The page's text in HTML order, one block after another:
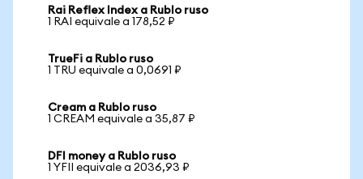
Rai Reflex Index a Rublo ruso
1 RAI equivale a 178,52 ₽
TrueFi a Rublo ruso
1 TRU equivale a 0,0691 ₽
Cream a Rublo ruso
1 CREAM equivale a 35,87 ₽
DFI money a Rublo ruso
1 YFII equivale a 2036,93 ₽